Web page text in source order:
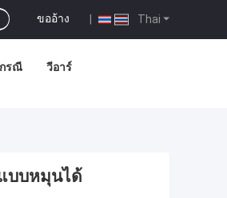
Thai
ขออ้าง |
กรณี วีอาร์
บบหมุนได้